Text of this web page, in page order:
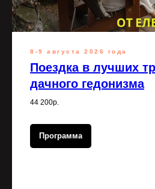
8-9 августа 2026 года
Поездка в лучших
дачного гедонизма
44 200р.
Программа